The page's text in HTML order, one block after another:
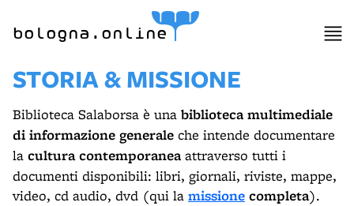
bologna.online
STORIA & MISSIONE
Biblioteca Salaborsa è una biblioteca multimediale
di informazione generale che intende documentare
la cultura contemporaneaattraverso tutti i
documenti disponibili: libri, giornali, riviste, mappe,
video, cd audio, dvd (qui la missione completa).